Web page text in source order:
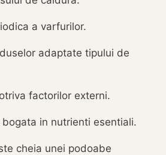
a varfurilor.
adaptate tipului de
factorilor externi.
in nutrienti esentiali.
cheia unei podoabe